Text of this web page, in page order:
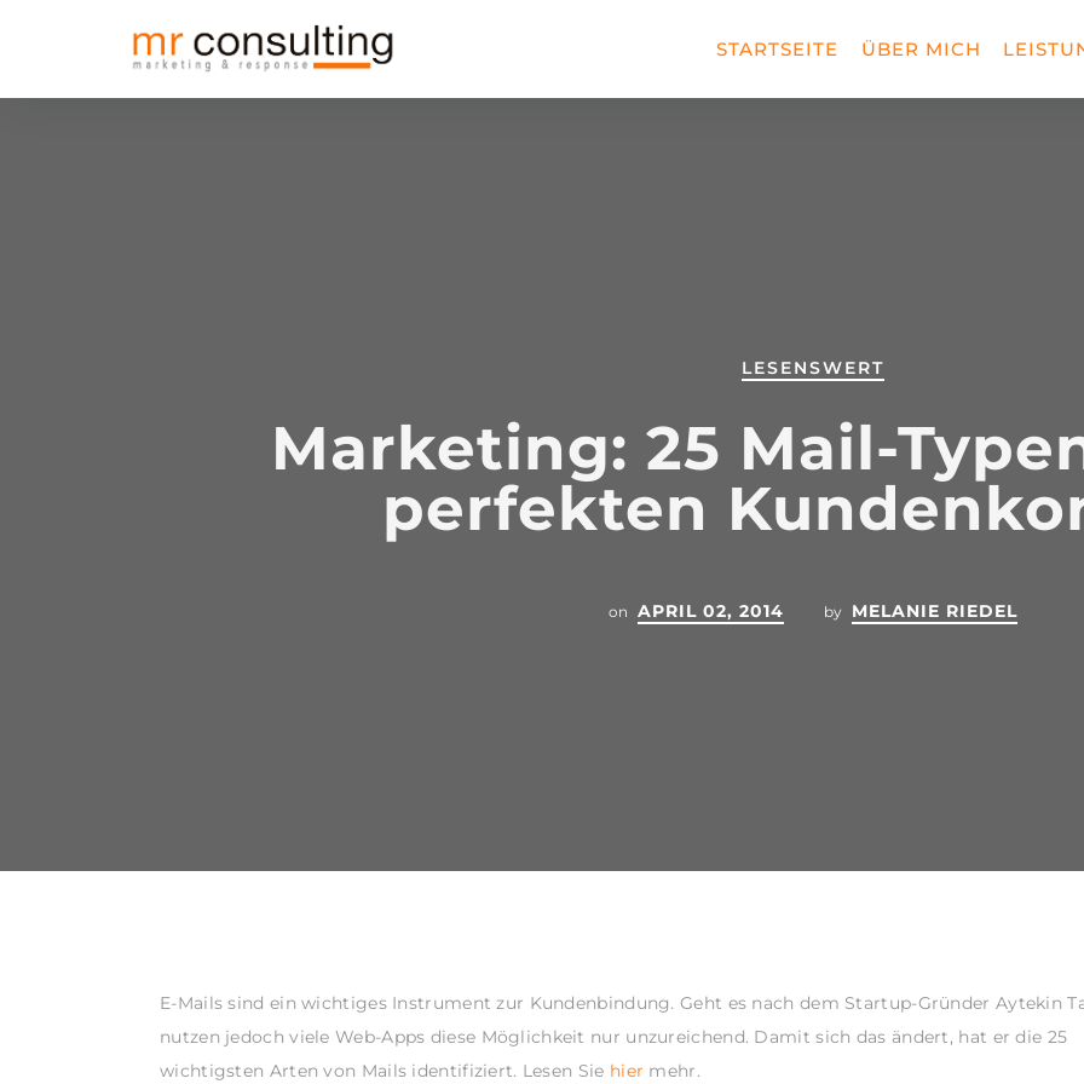
STARTSEITE ÜBER MICH
LESENSWERT
Marketing: 25 Mail-
perfekten
on APRIL 02, 2014 by MELANIE RIEDEL
E-Mails sind ein wichtiges Instrument zur Kundenbindung. Geht es nach dem Startup-Gründer Aytekin
nutzen jedoch viele Web-Apps diese Möglichkeit nur unzureichend. Damit sich das ändert, hat er die 25
wichtigsten Arten von Mails identifiziert. Lesen Sie hier mehr.